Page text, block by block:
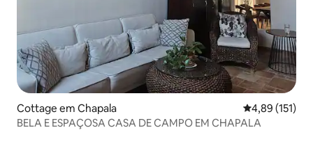
Cottage em Chapala Classificação
4,89 (151)
BELA E ESPAÇOSA CASA DE CAMPO EM CHAPALA